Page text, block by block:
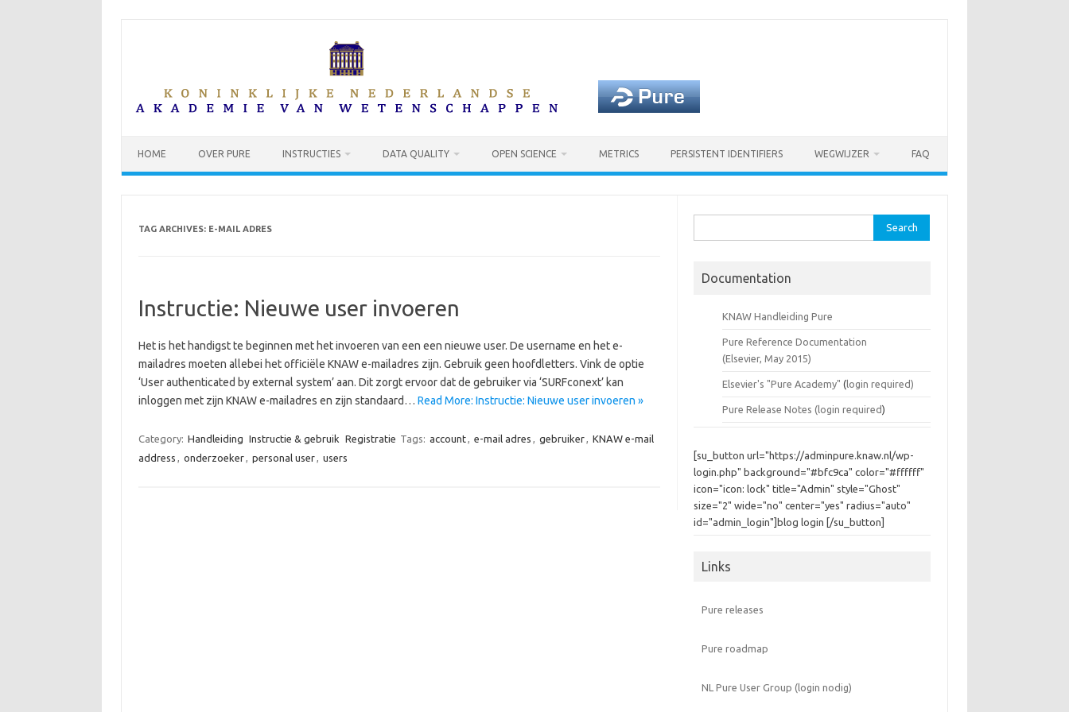
HOME OVER PURE INSTRUCTIES DATA QUALITY OPEN SCIENCE METRICS PERSISTENT IDENTIFIERS WEGWIJZER FAQ
TAG ARCHIVES: E-MAIL ADRES
Instructie: Nieuwe user invoeren
Het is het handigst te beginnen met het invoeren van een een nieuwe user. De username en het e-
mailadres moeten allebei het officiële KNAW e-mailadres zijn. Gebruik geen hoofdletters. Vink de optie
‘User authenticated by external system’ aan. Dit zorgt ervoor dat de gebruiker via ‘SURFconext’ kan
inloggen met zijn KNAW e-mailadres en zijn standaard… Read More: Instructie: Nieuwe user invoeren »
Category: Handleiding Instructie & gebruik Registratie Tags: account, e-mail adres , gebruiker, KNAW e-mail
address , onderzoeker, personal user, users
for:
Documentation
KNAW Handleiding Pure
Pure Reference Documentation
(Elsevier, May 2015)
Elsevier's "Pure Academy" (login required)
Pure Release Notes (login required)
[su_button url="https://adminpure.knaw.nl/wp-
login.php" background="#bfc9ca" color="#ffffff"
icon="icon: lock" title="Admin" style="Ghost"
size="2" wide="no" center="yes" radius="auto"
id="admin_login"]blog login [/su_button]
Links
Pure releases
Pure roadmap
NL Pure User Group (login nodig)